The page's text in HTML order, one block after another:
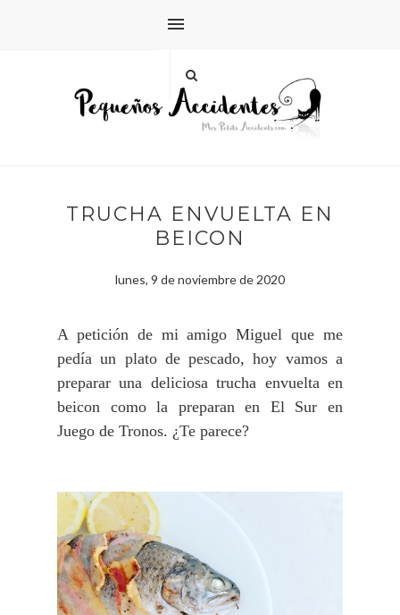
TRUCHA ENVUELTA EN
BEICON
lunes, 9 de noviembre de 2020
A petición de mi amigo Miguel que me
pedía un plato de pescado, hoy vamos a
preparar una deliciosa trucha envuelta en
beicon como la preparan en El Sur en
Juego de Tronos. ¿Te parece?